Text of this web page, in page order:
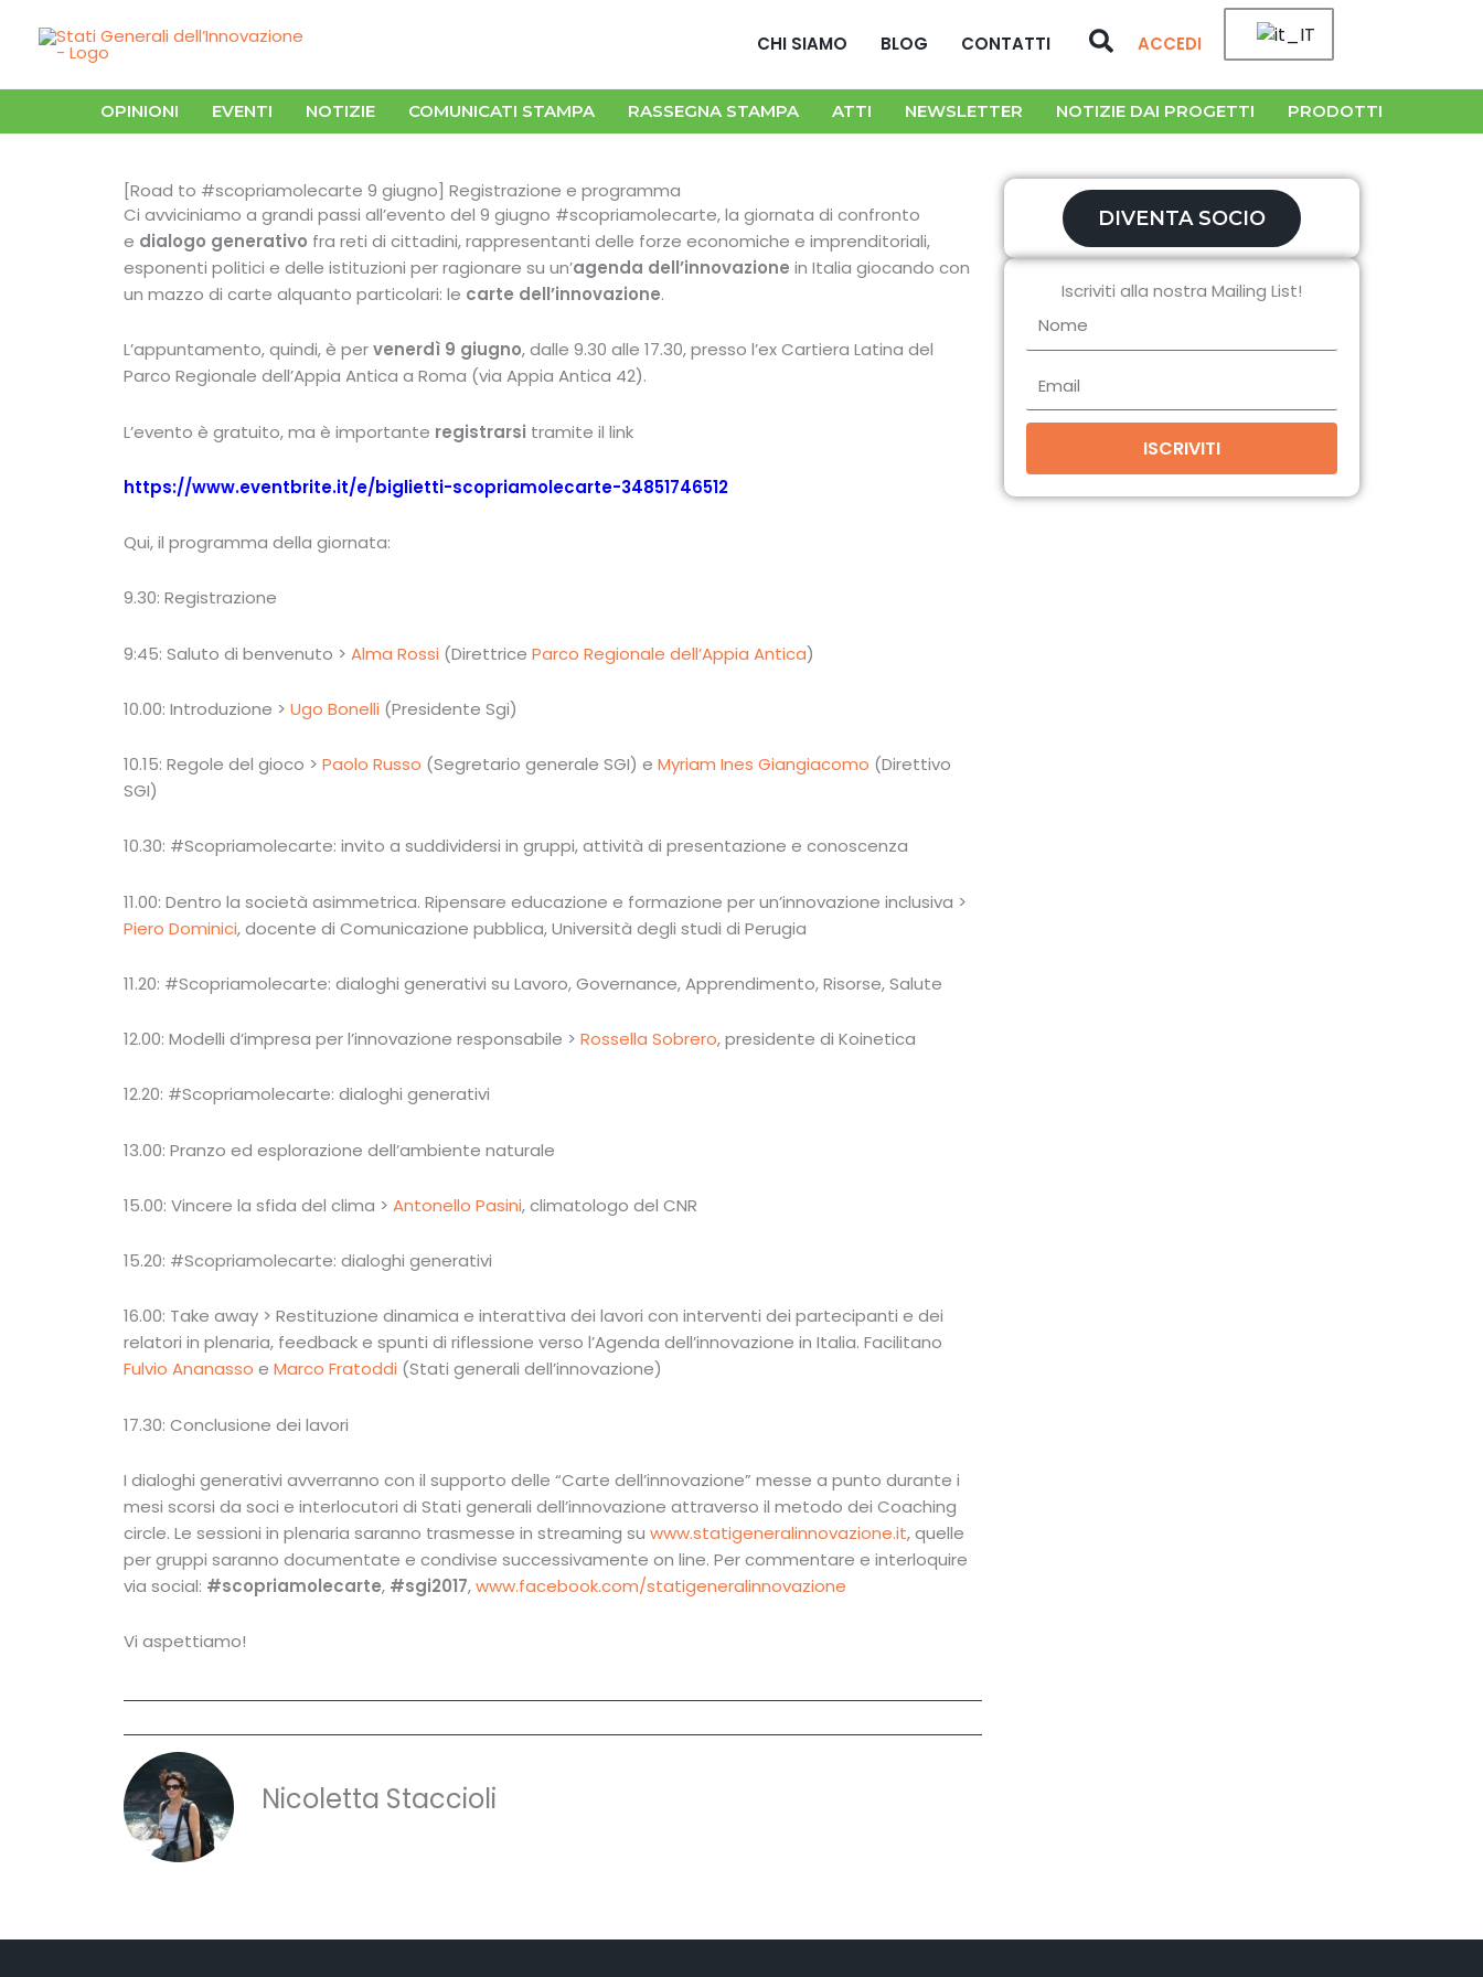
contenuto
CHI SIAMO BLOG CONTATTI CercaACCEDI
OPINIONI EVENTI NOTIZIE COMUNICATI STAMPA RASSEGNA STAMPA ATTI NEWSLETTER NOTIZIE DAI PROGETTI PRODOTTI
[Road to #scopriamolecarte 9 giugno] Registrazione e programma
Ci avviciniamo a grandi passi all’evento del 9 giugno #scopriamolecarte, la giornata di confronto
e dialogo generativo fra reti di cittadini, rappresentanti delle forze economiche e imprenditoriali,
esponenti politici e delle istituzioni per ragionare su un’agenda dell’innovazione in Italia giocando con
un mazzo di carte alquanto particolari: le carte dell’innovazione.
L’appuntamento, quindi, è pervenerdì 9 giugno, dalle 9.30 alle 17.30, presso l’ex Cartiera Latina del
Parco Regionale dell’Appia Antica a Roma (via Appia Antica 42).
L’evento è gratuito, ma è importante registrarsi tramite il link
https://www.eventbrite.it/e/biglietti-scopriamolecarte-34851746512
Qui, il programma della giornata:
9.30: Registrazione
9:45: Saluto di benvenuto > Alma Rossi (Direttrice Parco Regionale dell’Appia Antica)
10.00: Introduzione > Ugo Bonelli (Presidente Sgi)
10.15: Regole del gioco > Paolo Russo (Segretario generale SGI) e Myriam Ines Giangiacomo (Direttivo
SGI)
10.30: #Scopriamolecarte: invito a suddividersi in gruppi, attività di presentazione e conoscenza
11.00: Dentro la società asimmetrica. Ripensare educazione e formazione per un’innovazione inclusiva >
Piero Dominici, docente di Comunicazione pubblica, Università degli studi di Perugia
11.20: #Scopriamolecarte: dialoghi generativi su Lavoro, Governance, Apprendimento, Risorse, Salute
12.00: Modelli d’impresa per l’innovazione responsabile > Rossella Sobrero, presidente di Koinetica
12.20: #Scopriamolecarte: dialoghi generativi
13.00: Pranzo ed esplorazione dell’ambiente naturale
15.00: Vincere la sfida del clima > Antonello Pasini, climatologo del CNR
15.20: #Scopriamolecarte: dialoghi generativi
16.00: Take away > Restituzione dinamica e interattiva dei lavori con interventi dei partecipanti e dei
relatori in plenaria, feedback e spunti di riflessione verso l’Agenda dell’innovazione in Italia. Facilitano
Fulvio Ananasso e Marco Fratoddi (Stati generali dell’innovazione)
17.30: Conclusione dei lavori
I dialoghi generativi avverranno con il supporto delle “Carte dell’innovazione” messe a punto durante i
mesi scorsi da soci e interlocutori di Stati generali dell’innovazione attraverso il metodo dei Coaching
circle. Le sessioni in plenaria saranno trasmesse in streaming su www.statigeneralinnovazione.it, quelle
per gruppi saranno documentate e condivise successivamente on line. Per commentare e interloquire
via social: #scopriamolecarte, #sgi2017,www.facebook.com/statigeneralinnovazione
Vi aspettiamo!
Nicoletta Staccioli
DIVENTA SOCIO
Iscriviti alla nostra Mailing List!
ISCRIVITI